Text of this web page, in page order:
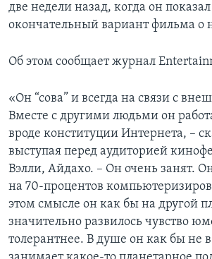
две недели назад, когда он
окончательный вариант фильма о
Об этом сообщает журнал
«Он “сова” и всегда на связи с
Вместе с другими людьми он
вроде конституции Интернета, –
выступая перед аудиторией
Вэлли, Айдахо. – Он очень занят.
на 70-процентов
этом смысле он как бы на другой
значительно развилось чувство
толерантнее. В душе он как бы не